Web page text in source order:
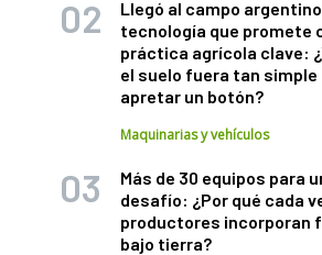
Llegó al campo
tecnología que promete
práctica agrícola clave:
el suelo fuera tan simple
apretar un botón?
Maquinarias y vehículos
Más de 30 equipos para
desafío: ¿Por qué cada
productores incorporan
bajo tierra?